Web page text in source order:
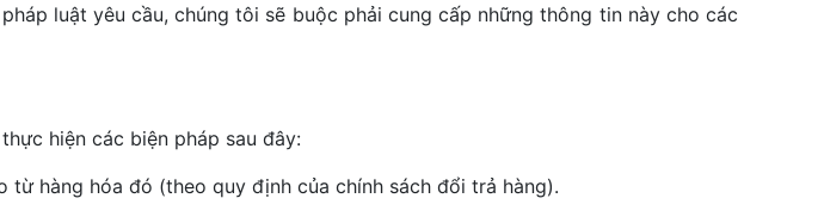
luật yêu cầu, chúng tôi sẽ buộc phải cung cấp những thông tin này cho các
hiện các biện pháp sau đây:
hàng hóa đó (theo quy định của chính sách đổi trả hàng).